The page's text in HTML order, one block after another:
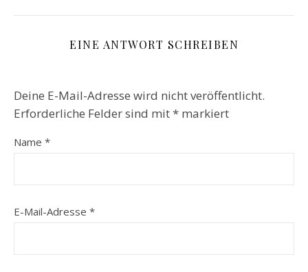
EINE ANTWORT SCHREIBEN
Deine E-Mail-Adresse wird nicht veröffentlicht.
Erforderliche Felder sind mit* markiert
Name *
E-Mail-Adresse *